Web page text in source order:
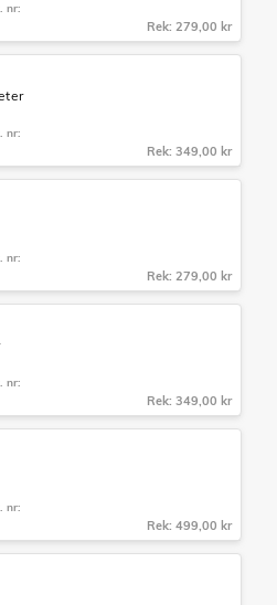
nr:
Rek: 279,00 kr
nr:
Rek: 349,00 kr
nr:
Rek: 279,00 kr
nr:
Rek: 349,00 kr
nr:
Rek: 499,00 kr